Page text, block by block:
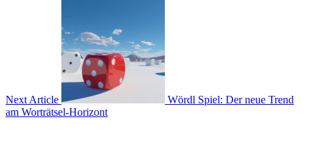
Next Article
Wördl Spiel: Der neue Trend
am Worträtsel-Horizont